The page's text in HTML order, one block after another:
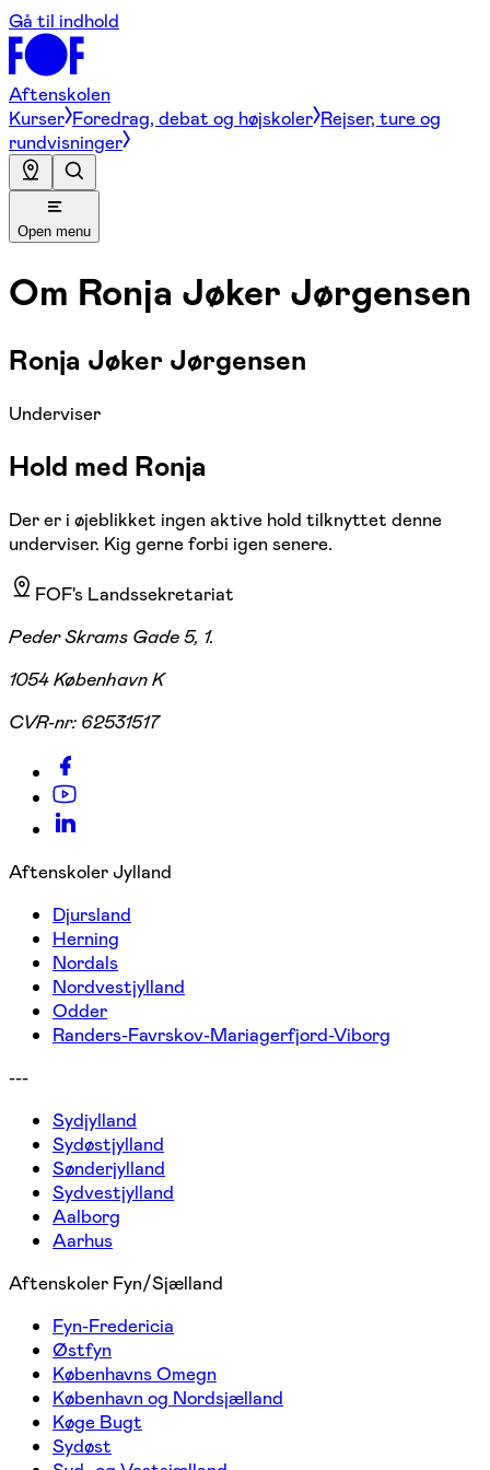
Gå til indhold
Aftenskolen
Kurser Foredrag, debat og højskoler Rejser, ture og
rundvisninger
Open menu
Om Ronja Jøker Jørgensen
Ronja Jøker Jørgensen
Underviser
Hold med Ronja
Der er i øjeblikket ingen aktive hold tilknyttet denne
underviser. Kig gerne forbi igen senere.
FOF's Landssekretariat
Peder Skrams Gade 5, 1.
1054 København K
CVR-nr: 62531517
Aftenskoler Jylland
Djursland
Herning
Nordals
Nordvestjylland
Odder
Randers-Favrskov-Mariagerfjord-Viborg
---
Sydjylland
Sydøstjylland
Sønderjylland
Sydvestjylland
Aalborg
Aarhus
Aftenskoler Fyn/Sjælland
Fyn-Fredericia
Østfyn
Københavns Omegn
København og Nordsjælland
Køge Bugt
Sydøst